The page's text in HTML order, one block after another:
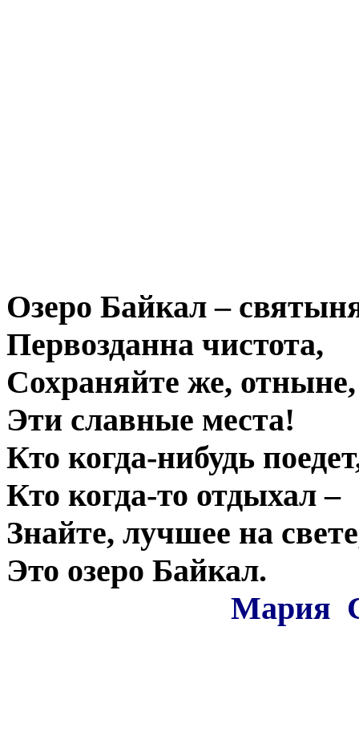
Озеро Байкал –
Первозданна чистота,
Сохраняйте же, отныне,
Эти славные места!
Кто когда-нибудь
Кто когда-то отдыхал –
Знайте, лучшее на
Это озеро Байкал.
Мария